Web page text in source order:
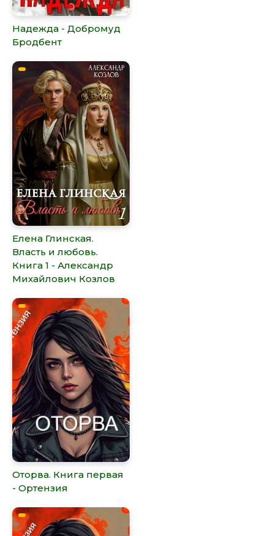
Надежда - Добромуд
Бродбент
Елена Глинская.
Власть и любовь.
Книга 1 - Александр
Михайлович Козлов
Оторва. Книга первая
- Ортензия